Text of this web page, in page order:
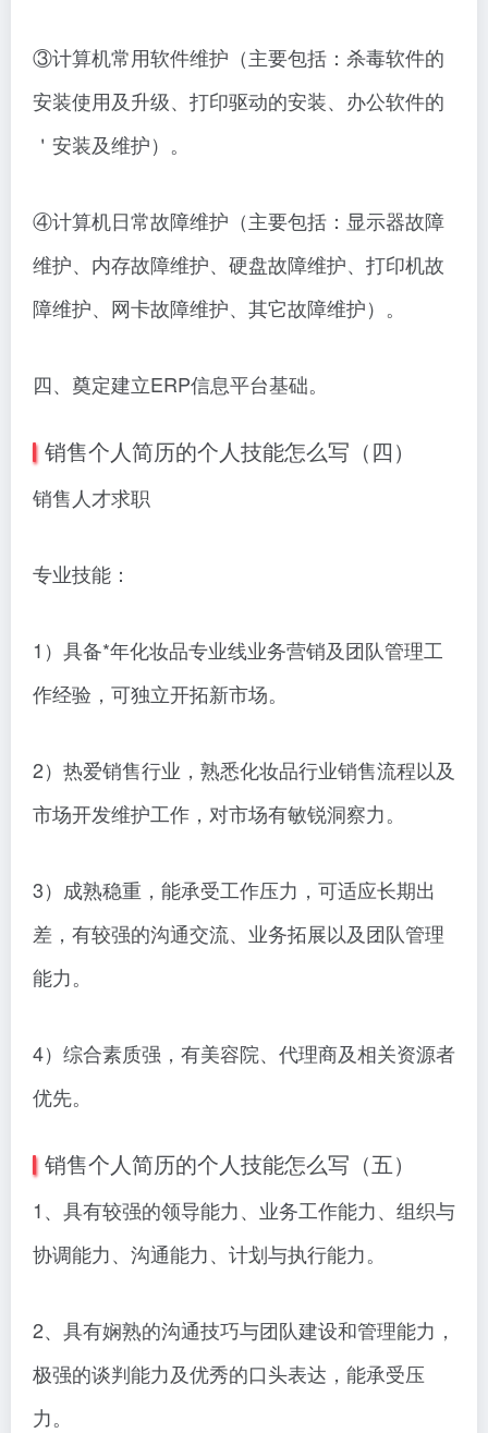
③计算机常用软件维护（主要包括：杀毒软件的
安装使用及升级、打印驱动的安装、办公软件的
＇安装及维护）。
④计算机日常故障维护（主要包括：显示器故障
维护、内存故障维护、硬盘故障维护、打印机故
障维护、网卡故障维护、其它故障维护）。
四、奠定建立ERP信息平台基础。
销售个人简历的个人技能怎么写（四）
销售人才求职
专业技能：
1）具备*年化妆品专业线业务营销及团队管理工
作经验，可独立开拓新市场。
2）热爱销售行业，熟悉化妆品行业销售流程以及
市场开发维护工作，对市场有敏锐洞察力。
3）成熟稳重，能承受工作压力，可适应长期出
差，有较强的沟通交流、业务拓展以及团队管理
能力。
4）综合素质强，有美容院、代理商及相关资源者
优先。
销售个人简历的个人技能怎么写（五）
1、具有较强的领导能力、业务工作能力、组织与
协调能力、沟通能力、计划与执行能力。
2、具有娴熟的沟通技巧与团队建设和管理能力，
极强的谈判能力及优秀的口头表达，能承受压
力。